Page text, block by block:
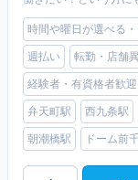
時間や曜日が選べる
週払い
転勤・店舗
経験者・有資格者歓迎
弁天町駅
西九条駅
朝潮橋駅
ドーム前